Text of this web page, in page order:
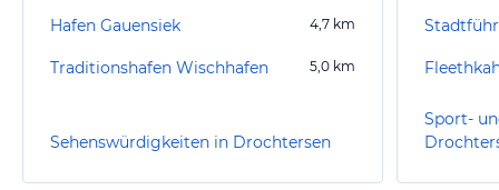
Hafen Gauensiek 4,7 km
Traditionshafen Wischhafen 5,0 km
Sehenswürdigkeiten in Drochtersen
Sport-